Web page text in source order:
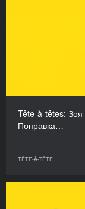
Tête-à-têtes: Зоя
Поправка…
TÊTE-À-TÊTE